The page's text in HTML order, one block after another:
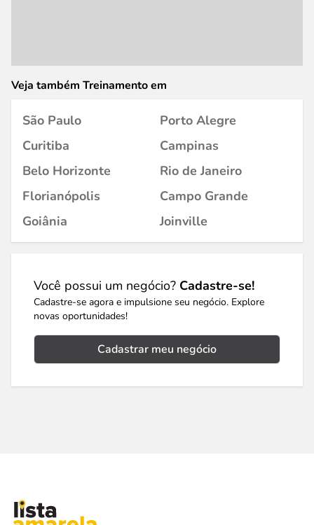
Veja também Treinamento em
São Paulo
Porto Alegre
Curitiba
Campinas
Belo Horizonte
Rio de Janeiro
Florianópolis
Campo Grande
Goiânia
Joinville
Você possui um negócio? Cadastre-se!
Cadastre-se agora e impulsione seu negócio. Explore
novas oportunidades!
Cadastrar meu negócio